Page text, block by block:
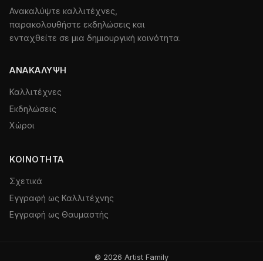
Ανακαλύψτε καλλιτέχνες,
παρακολουθήστε εκδηλώσεις και
ενταχθείτε σε μια δημιουργική κοινότητα.
ΑΝΑΚΆΛΥΨΗ
Καλλιτέχνες
Εκδηλώσεις
Χώροι
ΚΟΙΝΌΤΗΤΑ
Σχετικά
Εγγραφή ως Καλλιτέχνης
Εγγραφή ως Θαυμαστής
© 2026 Artist Family